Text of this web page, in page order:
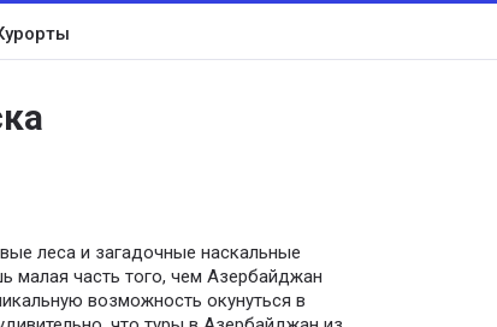
леса и загадочные наскальные
малая часть того, чем Азербайджан
возможность окунуться в